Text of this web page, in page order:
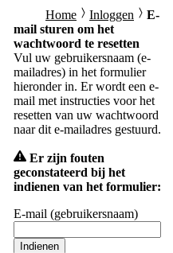
Home Inloggen
E-
mail sturen om het
wachtwoord te resetten
Vul uw gebruikersnaam (e-
mailadres) in het formulier
hieronder in. Er wordt een e-
mail met instructies voor het
resetten van uw wachtwoord
naar dit e-mailadres gestuurd.
Er zijn fouten
geconstateerd bij het
indienen van het formulier:
E-mail (gebruikersnaam)
Indienen